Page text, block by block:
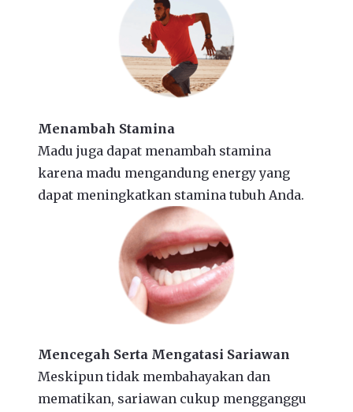
Menambah Stamina
Madu juga dapat menambah stamina
karena madu mengandung energy yang
dapat meningkatkan stamina tubuh Anda.
Mencegah Serta Mengatasi Sariawan
Meskipun tidak membahayakan dan
mematikan, sariawan cukup mengganggu